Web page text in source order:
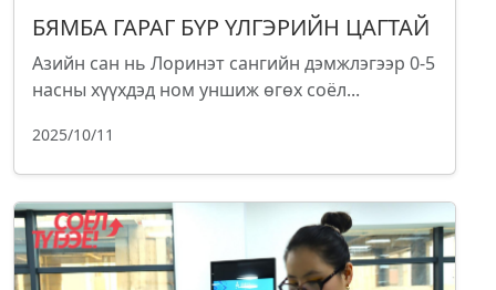
БЯМБА ГАРАГ БҮР ҮЛГЭРИЙН ЦАГТАЙ
Азийн сан нь Лоринэт сангийн дэмжлэгээр 0-5
насны хүүхдэд ном уншиж өгөх соёл...
2025/10/11